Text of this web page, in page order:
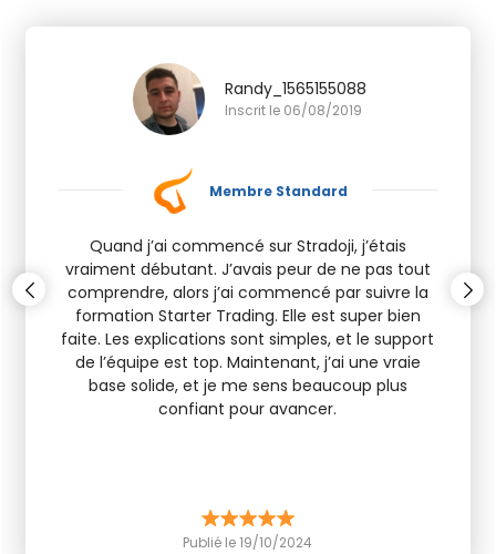
Randy_1565155088
Inscrit le 06/08/2019
Membre Standard
Quand j’ai commencé sur Stradoji, j’étais
vraiment débutant. J’avais peur de ne pas tout
comprendre, alors j’ai commencé par suivre la
formation Starter Trading. Elle est super bien
faite. Les explications sont simples, et le support
de l’équipe est top. Maintenant, j’ai une vraie
base solide, et je me sens beaucoup plus
confiant pour avancer.
Publié le 19/10/2024